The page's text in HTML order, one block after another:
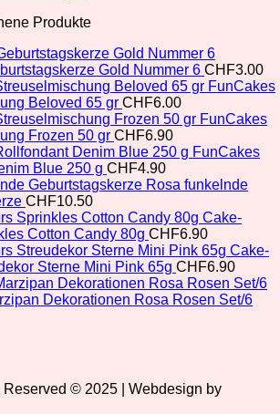
Produkte
Gold Nummer 6 CHF3.00
FunCakes
Beloved 65 gr CHF6.00
FunCakes
Frozen 50 gr CHF6.90
FunCakes
Blue 250 g CHF4.90
Rosa funkelnde
CHF10.50
Cake-
Cotton Candy 80g CHF6.90
Cake-
Sterne Mini Pink 65g CHF6.90
Dekorationen Rosa Rosen Set/6
© 2025 | Webdesign by